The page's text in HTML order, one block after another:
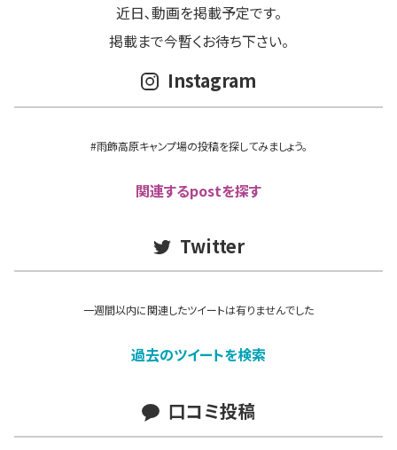
近日､動画を掲載予定です。
掲載まで今暫くお待ち下さい。
Instagram
#雨飾高原キャンプ場の投稿を探してみましょう。
関連するpostを探す
Twitter
一週間以内に関連したツイートは有りませんでした
過去のツイートを検索
口コミ投稿